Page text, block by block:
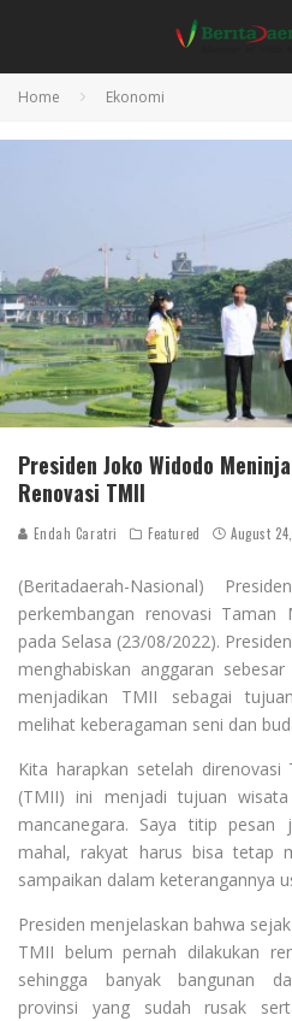
Home Ekonomi
Presiden Joko Widodo
Renovasi TMII
Endah Caratri Featured August
(Beritadaerah-Nasional)
perkembangan renovasi Taman
pada Selasa (23/08/2022).
menghabiskan anggaran
menjadikan TMII sebagai
melihat keberagaman seni dan
Kita harapkan setelah
(TMII) ini menjadi tujuan
mancanegara. Saya titip
mahal, rakyat harus bisa tetap
sampaikan dalam keterangannya
Presiden menjelaskan bahwa
TMII belum pernah dilakukan
sehingga banyak bangunan
provinsi yang sudah rusak